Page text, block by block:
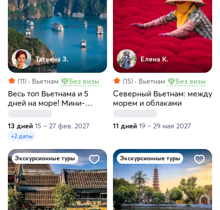
Татьяна З.
(11) Вьетнам Без визы
Весь топ Вьетнама и 5
дней на море! Мини-
13 дней 15 – 27 фев. 2027
+2 даты
Елена К.
(15) Вьетнам Без визы
Северный Вьетнам: между
морем и облаками
11 дней 19 – 29 мая 2027
Экскурсионные туры Экскурсионные туры